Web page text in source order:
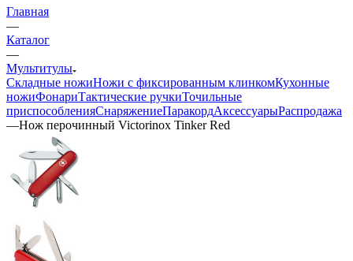
Главная
—
Каталог
—
Мультитулы
Складные ножиНожи с фиксированным клинкомКухонные
ножиФонариТактические ручкиТочильные
приспособленияСнаряжениеПаракордАксессуарыРаспродажа
—Нож перочинный Victorinox Tinker Red